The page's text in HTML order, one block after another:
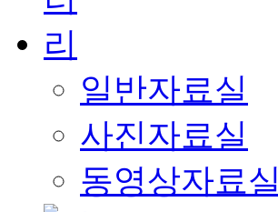
일반자료실
사진자료실
동영상자료실